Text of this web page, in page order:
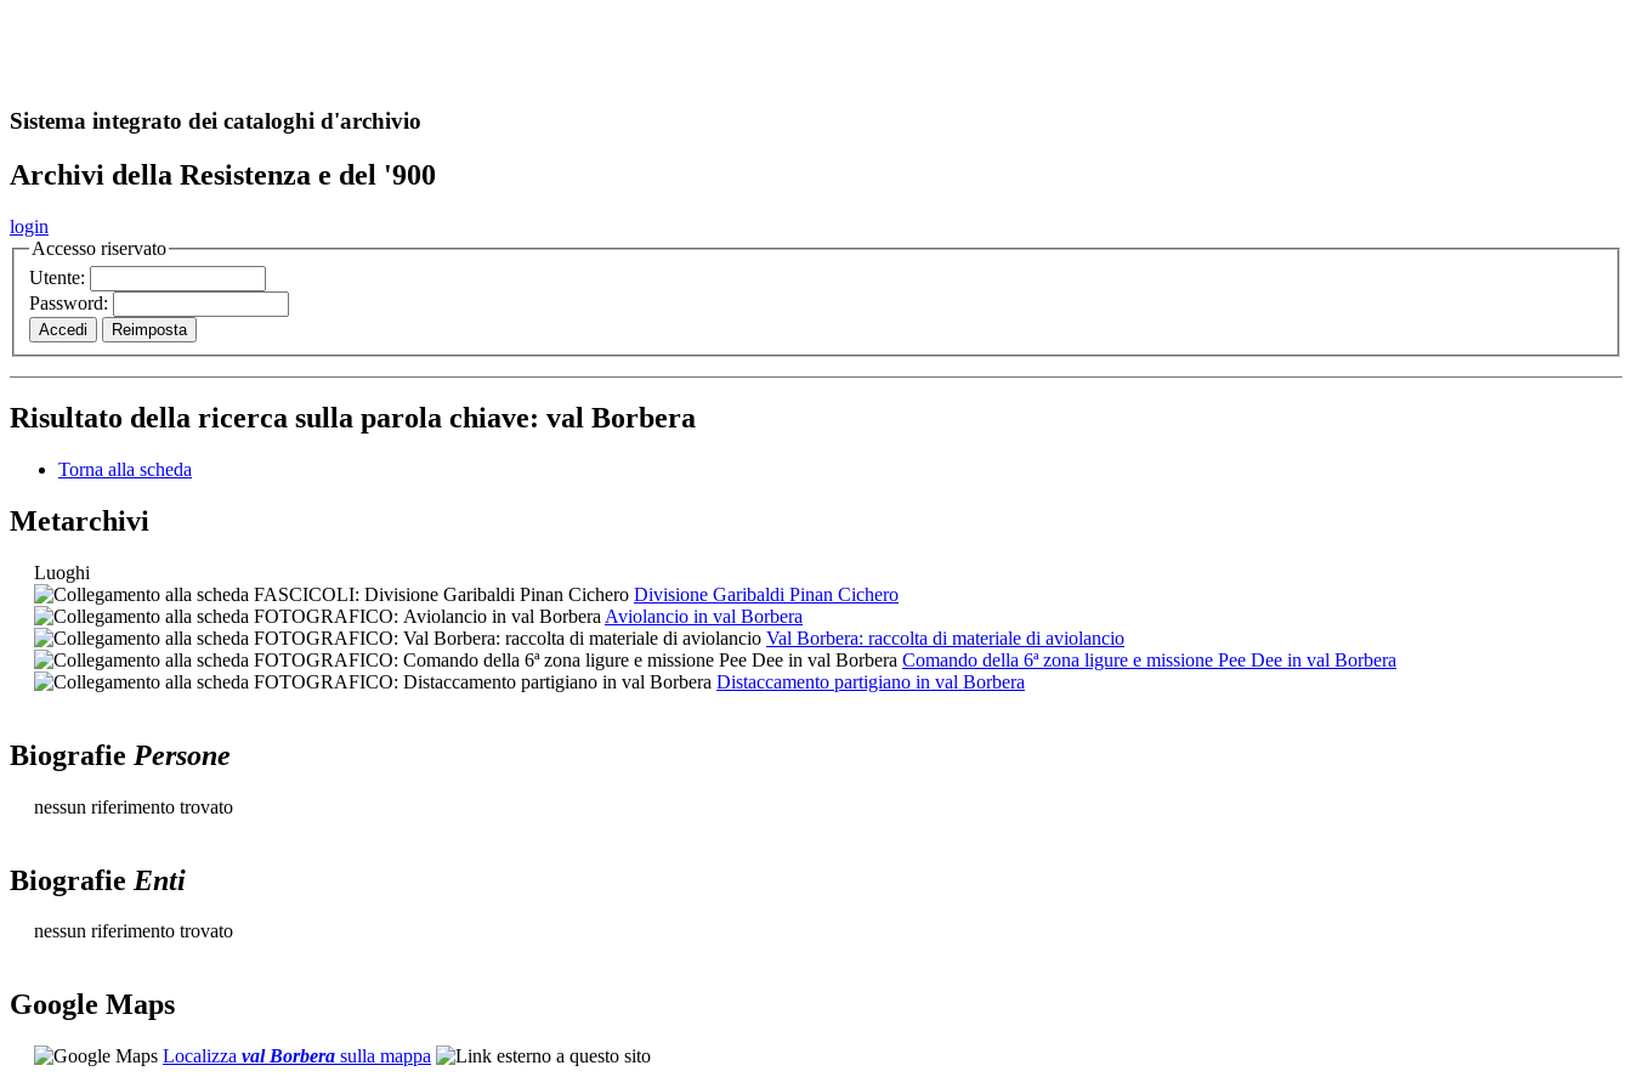
Sistema integrato dei cataloghi d'archivio
Archivi della Resistenza e del '900
login
Accesso riservato
Utente:
Password:
Risultato della ricerca sulla parola chiave: val Borbera
Torna alla scheda
Metarchivi
Luoghi
Divisione Garibaldi Pinan Cichero
Aviolancio in val Borbera
Val Borbera: raccolta di materiale di aviolancio
Comando della 6ª zona ligure e missione Pee Dee in val Borbera
Distaccamento partigiano in val Borbera
Biografie Persone
nessun riferimento trovato
Biografie Enti
nessun riferimento trovato
Google Maps
Localizza val Borbera sulla mappa